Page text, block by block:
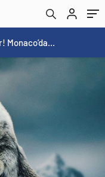
Galatasaray’a kötü haber! Monaco’dan flaş Onyekuru kararı.